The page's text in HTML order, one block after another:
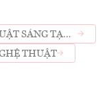
SÁNG TẠO
THUẬT